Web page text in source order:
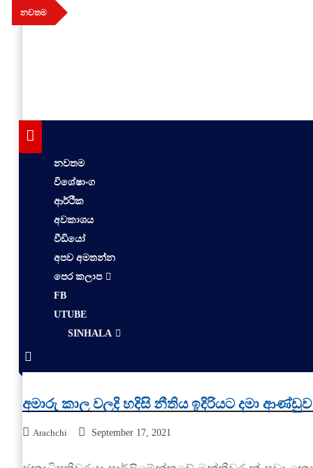
Skip
to
නවතම
aithiya
Human Rights News
නවතම
විශේෂාංග
ආර්ථික
අවකාශය
වීඩියෝ
අපව අමතන්න
පෙර කලාප
FB
UTUBE
SINHALA
අමාරු කාල වලදි හදිසි නීතිය ඉදිරියට දමා
Arachchi September 17, 2021